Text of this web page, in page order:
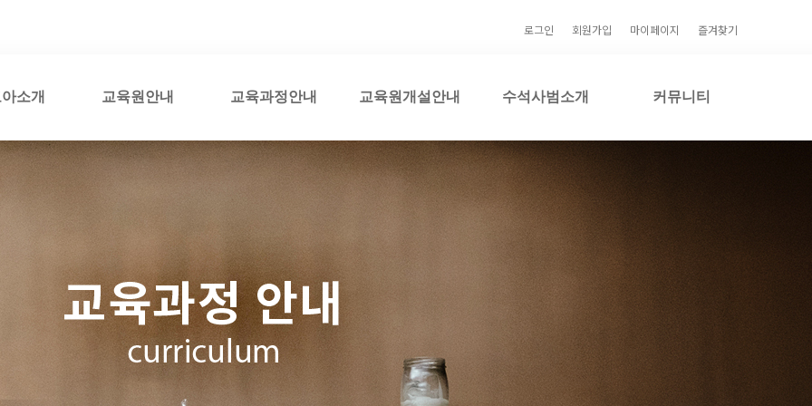
로그인 회원가입 마이페이지 즐겨찾기
소개 교육원안내 교육과정안내 교육원개설안내 수석사범소개 커뮤니티